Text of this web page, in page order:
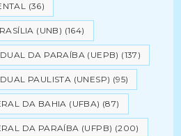
(36)
(UNB) (164)
DA PARAÍBA (UEPB) (137)
PAULISTA (UNESP) (95)
DA BAHIA (UFBA) (87)
DA PARAÍBA (UFPB) (200)